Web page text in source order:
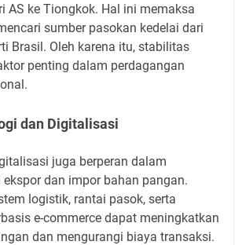
AS ke Tiongkok. Hal ini memaksa
sumber pasokan kedelai dari
Brasil. Oleh karena itu, stabilitas
penting dalam perdagangan
dan Digitalisasi
juga berperan dalam
dan impor bahan pangan.
logistik, rantai pasok, serta
e-commerce dapat meningkatkan
dan mengurangi biaya transaksi.